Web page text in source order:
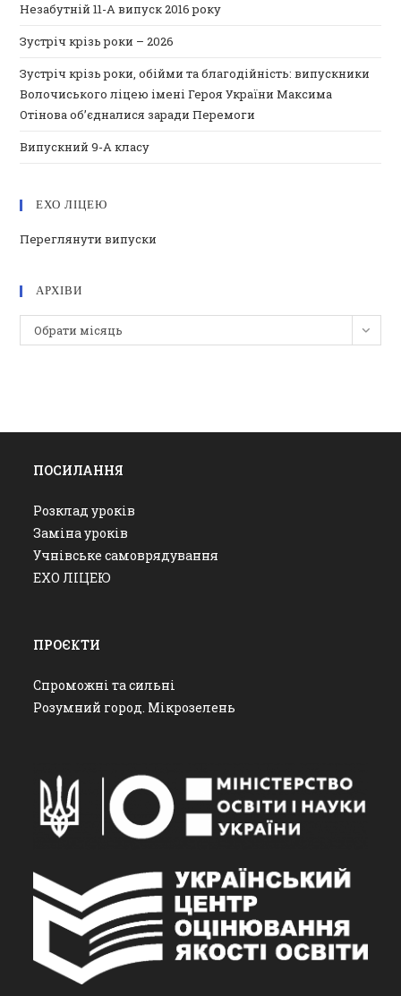
Незабутній 11-А випуск 2016 року
Зустріч крізь роки – 2026
Зустріч крізь роки, обійми та благодійність: випускники
Волочиського ліцею імені Героя України Максима
Отінова об’єдналися заради Перемоги
Випускний 9-А класу
ЕХО ЛІЦЕЮ
Переглянути випуски
АРХІВИ
Архіви
Обрати місяць
ПОСИЛАННЯ
Розклад уроків
Заміна уроків
Учнівське самоврядування
ЕХО ЛІЦЕЮ
ПРОЄКТИ
Спроможні та сильні
Розумний город. Мікрозелень